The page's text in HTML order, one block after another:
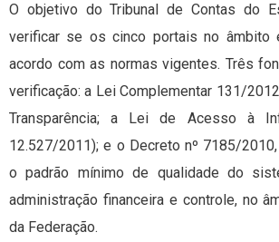
O objetivo do Tribunal de Contas do
verificar se os cinco portais no âmbito
acordo com as normas vigentes. Três
verificação: a Lei Complementar 131/
Transparência; a Lei de Acesso à
12.527/2011); e o Decreto nº 7185/
o padrão mínimo de qualidade do
administração financeira e controle, no
da Federação.